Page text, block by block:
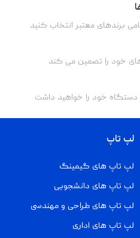
برندهای معتبر انتخاب کنید
خود را تضمین می کند
خود را خواهید داشت
لپ تاپ
لپ تاپ های گیمینگ
لپ تاپ های دانشجویی
لپ تاپ های طراحی و مهندسی
لپ تاپ های اداری